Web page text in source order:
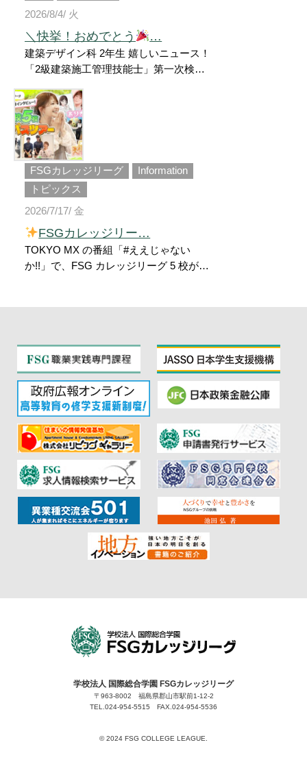
2026/8/4/ 火
＼快挙！おめでとう …
建築デザイン科 2年生 嬉しいニュース！
「2級建築施工管理技能士」第一次検定
者17名中17名合格） なんと… 5年連続合
格率100％ （全国合格率46.8％ 前期の
合格率） みなさんの努力の賜物です
ね！！ おめでとうございます
FSGカレッジリーグ
Information
トピックス
2026/7/17/ 金
FSGカレッジリー…
TOKYO MX の番組「#ええじゃない
か!!」で、FSG カレッジリーグ 5 校が紹
ックイラスト科の学生が描いた矢口真里
さんの似顔絵をご本人にプレゼント！
WiZ では学生が制作したゲーム「UNI
ON」を矢口真里さんが実際に体験！
BF ではパティシエ学科などの学生が考
案したオリジナルスイーツで矢口真里さ
んをおもてなし♪
FSG 各校大学科の在
校生に矢口真里さんが突撃インタビュ
ー！ などなど、各校ならではの学びや学
校・学生の様子を矢口真里さんに紹介し
てもらいました
ぜひチェックしてみ
てくださいね 【FSGカレッジリーグ】
福島県郡山市の専門学校グループFSGカ
レッジリーグ「専門学校×大学」の学び
いか #TOKYOMX #専門学校 #大学科 #矢
学校法人 国際総合学園 FSGカレッジリーグ
〒963-8002 福島県郡山市駅前1-12-2
TEL.024-954-5515 FAX.024-954-5536
©︎ 2024 FSG COLLEGE LEAGUE.